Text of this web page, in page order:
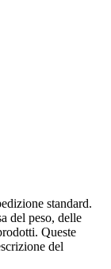
standard.
del peso, delle
Queste
del